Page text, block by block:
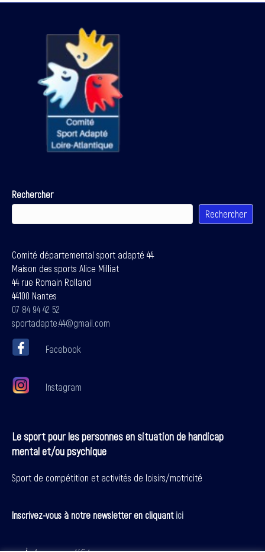
Rechercher
Rechercher
Comité départemental sport adapté 44
Maison des sports Alice Milliat
44 rue Romain Rolland
44100 Nantes
07 84 94 42 52
sportadapte.44@gmail.com
Facebook
Instagram
Le sport pour les personnes en situation de handicap
mental et/ou psychique
Sport de compétition et activités de loisirs/motricité
Inscrivez-vous à notre newsletter en cliquant ici